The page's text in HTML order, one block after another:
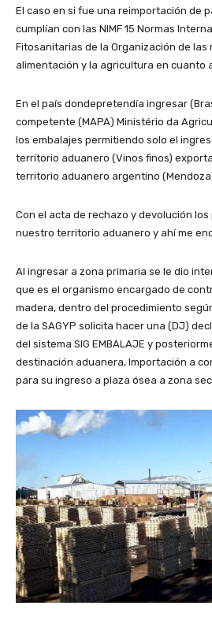
El caso en si fue una reimportación de
cumplían con las NIMF 15 Normas
Fitosanitarias de la Organización de las
alimentación y la agricultura en cuanto
En el país dondepretendía ingresar
competente (MAPA) Ministério da
los embalajes permitiendo solo el
territorio aduanero (Vinos finos)
territorio aduanero argentino
Con el acta de rechazo y devolución
nuestro territorio aduanero y ahí me
Al ingresar a zona primaria se le dio
que es el organismo encargado de
madera, dentro del procedimiento
de la SAGYP solicita hacer una (DJ)
del sistema SIG EMBALAJE y
destinación aduanera, Importación a
para su ingreso a plaza ósea a zona